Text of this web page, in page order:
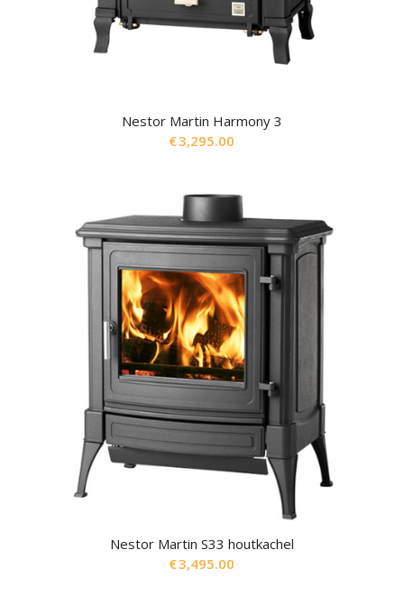
Nestor Martin Harmony 3
€3,295.00
Nestor Martin S33 houtkachel
€3,495.00